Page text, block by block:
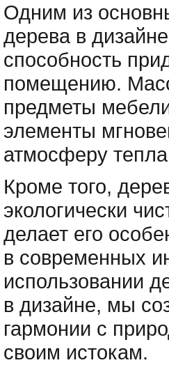
Одним из
дерева в
способность
помещению.
предметы
элементы
атмосферу
Кроме того,
экологически
делает его
в современных
использовании
в дизайне, мы
гармонии с
своим истокам.